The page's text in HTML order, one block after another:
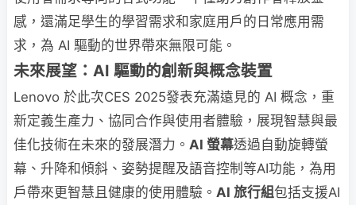
感，還滿足學生的學習需求和家庭用戶的日常應用需
求，為 AI 驅動的世界帶來無限可能。
未來展望：AI 驅動的創新與概念裝置
Lenovo 於此次CES 2025發表充滿遠見的 AI 概念，重
新定義生產力、協同合作與使用者體驗，展現智慧與最
佳化技術在未來的發展潛力。 AI 螢幕透過自動旋轉螢
幕、升降和傾斜、姿勢提醒及語音控制等AI功能，為用
戶帶來更智慧且健康的使用體驗。 AI 旅行組包括支援AI